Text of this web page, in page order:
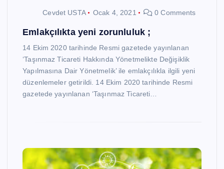
Cevdet USTA Ocak 4, 2021 0 Comments
Emlakçılıkta yeni zorunluluk ;
14 Ekim 2020 tarihinde Resmi gazetede yayınlanan
‘Taşınmaz Ticareti Hakkında Yönetmelikte Değişiklik
Yapılmasına Dair Yönetmelik’ ile emlakçılıkla ilgili yeni
düzenlemeler getirildi. 14 Ekim 2020 tarihinde Resmi
gazetede yayınlanan ‘Taşınmaz Ticareti…